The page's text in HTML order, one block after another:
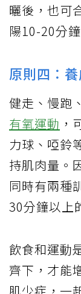
曬後，也可
陽10-20分鐘
原則四：
健走、慢跑
有氧運動 ，
力球、啞鈴
持肌肉量。
同時有兩種
30分鐘以上
飲食和運動
齊下，才能